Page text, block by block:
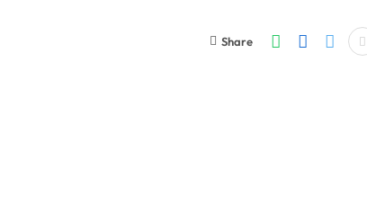
Share